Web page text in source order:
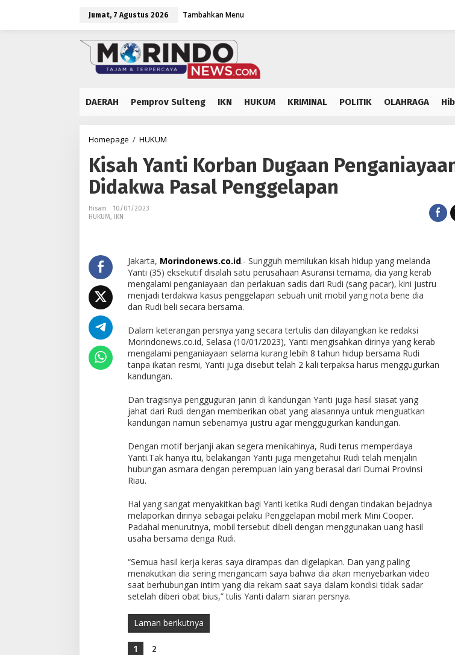
konten
Jumat, 7 Agustus 2026 Tambahkan Menu
DAERAH Pemprov Sulteng IKN HUKUM KRIMINAL POLITIK OLAHRAGA
Homepage / HUKUM
Korban
Dugaan
Penganiayaan
yang
Kisah Yanti Korban Dugaan
Didakwa Pasal Penggelapan
Hisam
10/01/2023
HUKUM, IKN
Jakarta, Morindonews.co.id.- Sungguh memilukan kisah hidup yang melanda
Yanti (35) eksekutif disalah satu perusahaan Asuransi ternama, dia yang kerab
mengalami penganiayaan dan perlakuan sadis dari Rudi (sang pacar), kini justru
menjadi terdakwa kasus penggelapan sebuah unit mobil yang nota bene dia
dan Rudi beli secara bersama.
Dalam keterangan persnya yang secara tertulis dan dilayangkan ke redaksi
Morindonews.co.id, Selasa (10/01/2023), Yanti mengisahkan dirinya yang kerab
mengalami penganiayaan selama kurang lebih 8 tahun hidup bersama Rudi
tanpa ikatan resmi, Yanti juga disebut telah 2 kali terpaksa harus menggugurkan
kandungan.
Dan tragisnya pengguguran janin di kandungan Yanti juga hasil siasat yang
jahat dari Rudi dengan memberikan obat yang alasannya untuk menguatkan
kandungan namun sebenarnya justru agar menggugurkan kandungan.
Dengan motif berjanji akan segera menikahinya, Rudi terus memperdaya
Yanti.Tak hanya itu, belakangan Yanti juga mengetahui Rudi telah menjalin
hubungan asmara dengan perempuan lain yang berasal dari Dumai Provinsi
Riau.
Hal yang sangat menyakitkan bagi Yanti ketika Rudi dengan tindakan bejadnya
melaporkan dirinya sebagai pelaku Penggelapan mobil merk Mini Cooper.
Padahal menurutnya, mobil tersebut dibeli dengan menggunakan uang hasil
usaha bersama denga Rudi.
“Semua hasil kerja keras saya dirampas dan digelapkan. Dan yang paling
menakutkan dia sering mengancam saya bahwa dia akan menyebarkan video
saat berhubungan intim yang dia rekam saat saya dalam kondisi tidak sadar
setelah diberi obat bius,” tulis Yanti dalam siaran persnya.
Laman berikutnya
1 2